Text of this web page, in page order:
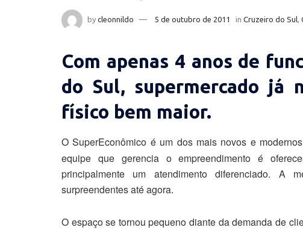
by cleonnildo 5 de outubro de 2011 in Cruzeiro do Sul,
Com apenas 4 anos de
do Sul, supermercado já
físico bem maior.
O SuperEconômico é um dos mais novos e
equipe que gerencia o empreendimento é
principalmente um atendimento diferenciado. A
surpreendentes até agora.
O espaço se tornou pequeno diante da demanda de